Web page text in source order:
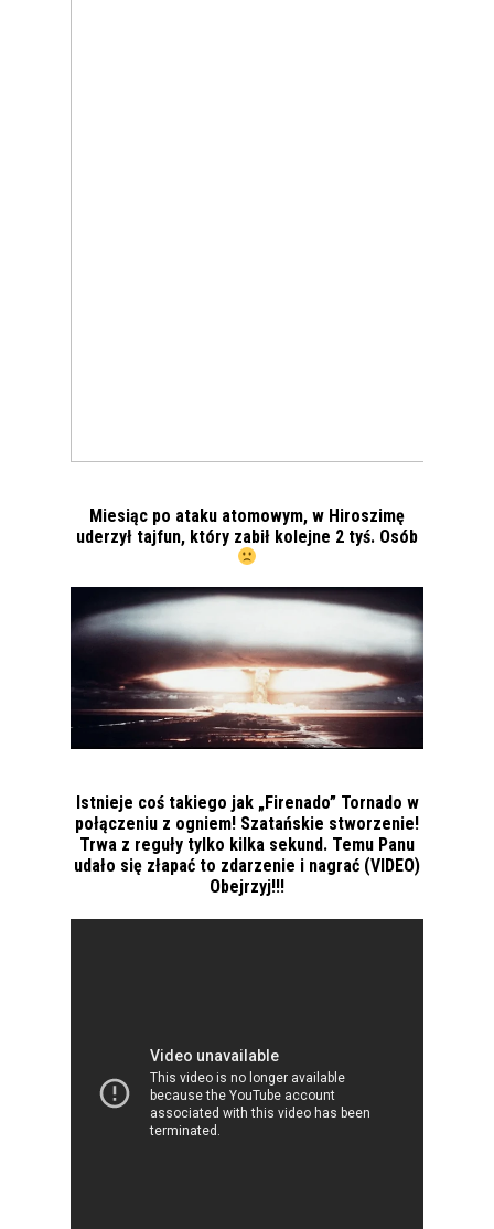
Miesiąc po ataku atomowym, w Hiroszimę
uderzył tajfun, który zabił kolejne 2 tyś. Osób
Istnieje coś takiego jak „Firenado” Tornado w
połączeniu z ogniem! Szatańskie stworzenie!
Trwa z reguły tylko kilka sekund. Temu Panu
udało się złapać to zdarzenie i nagrać (VIDEO)
Obejrzyj!!!